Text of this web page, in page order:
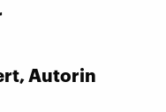
Autorin